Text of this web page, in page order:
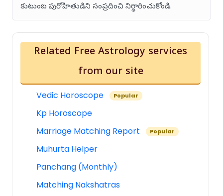
కుటుంబ పురోహితుడిని సంప్రదించి నిర్ధారించుకోండి.
Related Free Astrology services
from our site
Vedic Horoscope Popular
Kp Horoscope
Marriage Matching Report
Popular
Muhurta Helper
Panchang (Monthly)
Matching Nakshatras